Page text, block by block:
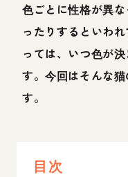
色ごとに性格が異
ったりするといわ
っては、いつ色が
す。今回はそんな
す。
目次